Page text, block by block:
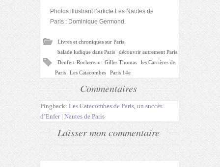
Photos illustrant l’article Les Nautes de
Paris : Dominique Germond.
Livres et chroniques sur Paris
balade ludique dans Paris
découvrir autrement Paris
Denfert-Rochereau
Gilles Thomas
les Carrières de
Paris
Les Catacombes Paris 14e
Commentaires
Pingback: Les Catacombes de Paris, un succès
d’Enfer | Nautes de Paris
Laisser mon commentaire